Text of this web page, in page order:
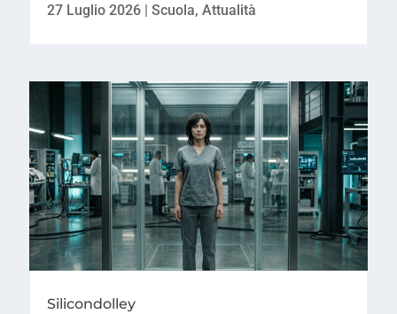
27 Luglio 2026| Scuola, Attualità
Silicondolley